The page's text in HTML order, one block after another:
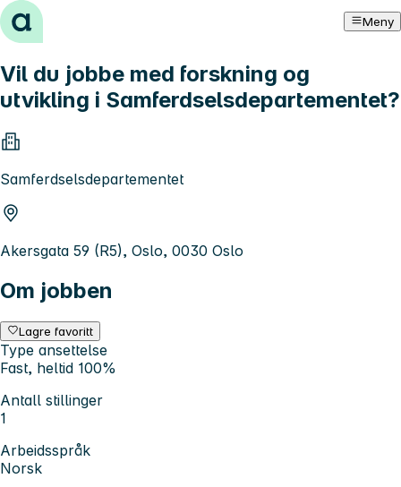
Hopp til innhold Meny
Vil du jobbe med forskning og
utvikling i Samferdselsdepartementet?
Samferdselsdepartementet
Akersgata 59 (R5), Oslo, 0030 Oslo
Om jobben
Lagre favoritt
Type ansettelse
Fast, heltid 100%
Antall stillinger
1
Arbeidsspråk
Norsk